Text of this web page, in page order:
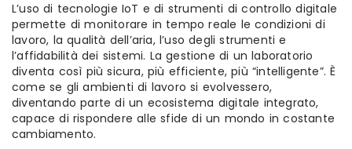
L’uso di tecnologie IoT e di strumenti di controllo digitale
permette di monitorare in tempo reale le condizioni di
lavoro, la qualità dell’aria, l’uso degli strumenti e
l’affidabilità dei sistemi. La gestione di un laboratorio
diventa così più sicura, più efficiente, più “intelligente”. È
come se gli ambienti di lavoro si evolvessero,
diventando parte di un ecosistema digitale integrato,
capace di rispondere alle sfide di un mondo in costante
cambiamento.